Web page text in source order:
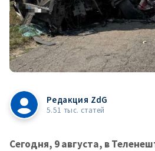
Редакция ZdG
5.51 тыс. статей
Сегодня, 9 августа, в